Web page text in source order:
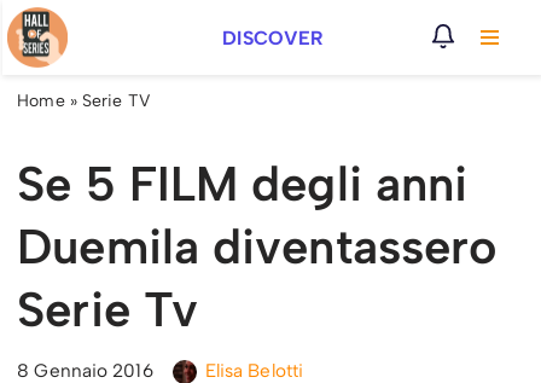
Vai
al
DISCOVER
Home» Serie TV
Se 5 FILM degli anni
Duemila diventassero
Serie Tv
8 Gennaio 2016 Elisa Belotti